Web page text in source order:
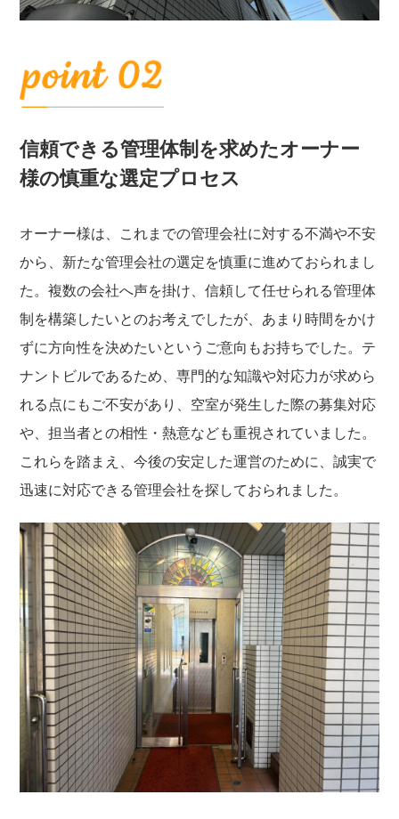
信頼できる管理体制を求めたオーナー
様の慎重な選定プロセス
オーナー様は、これまでの管理会社に対する不満や不安
から、新たな管理会社の選定を慎重に進めておられまし
た。複数の会社へ声を掛け、信頼して任せられる管理体
制を構築したいとのお考えでしたが、あまり時間をかけ
ずに方向性を決めたいというご意向もお持ちでした。テ
ナントビルであるため、専門的な知識や対応力が求めら
れる点にもご不安があり、空室が発生した際の募集対応
や、担当者との相性・熱意なども重視されていました。
これらを踏まえ、今後の安定した運営のために、誠実で
迅速に対応できる管理会社を探しておられました。